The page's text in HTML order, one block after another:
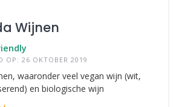
Wijnen
OP: 26 OKTOBER 2019
waaronder veel vegan wijn (wit,
en biologische wijn